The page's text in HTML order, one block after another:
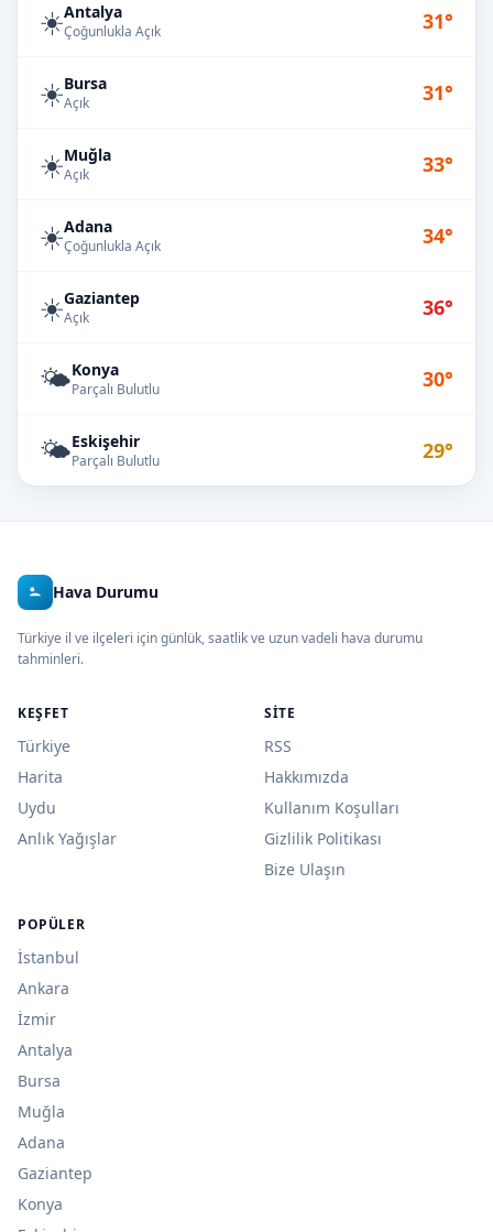
☀️Antalya
Çoğunlukla Açık 31°
☀️Bursa
Açık 31°
☀️Muğla
Açık 33°
☀️Adana
Çoğunlukla Açık 34°
☀️Gaziantep
Açık 36°
🌤️Konya
Parçalı Bulutlu 30°
🌤️Eskişehir
Parçalı Bulutlu 29°
Hava Durumu
Türkiye il ve ilçeleri için günlük, saatlik ve uzun vadeli hava durumu
tahminleri.
KEŞFET
Türkiye
Harita
Uydu
Anlık Yağışlar
SITE
RSS
Hakkımızda
Kullanım Koşulları
Gizlilik Politikası
Bize Ulaşın
POPÜLER
İstanbul
Ankara
İzmir
Antalya
Bursa
Muğla
Adana
Gaziantep
Konya